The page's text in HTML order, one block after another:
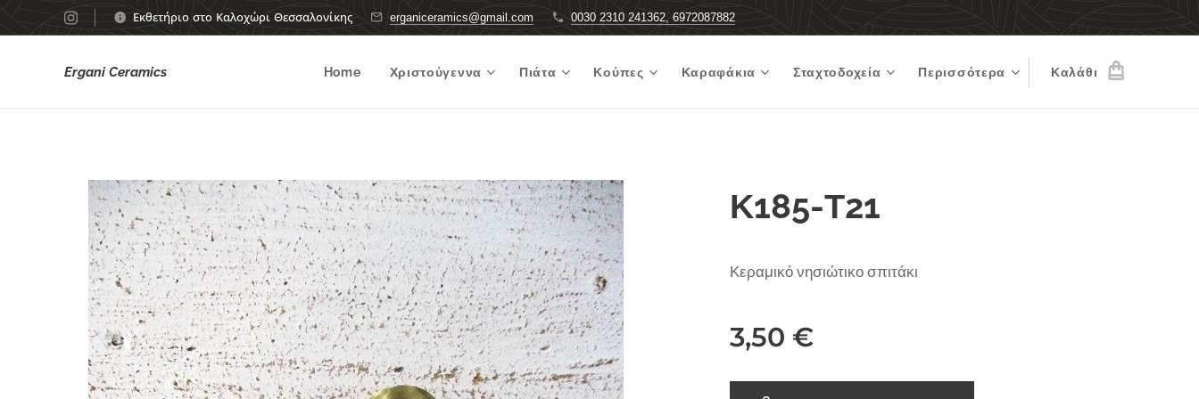
Εκθετήριο στο Καλοχώρι Θεσσαλονίκης erganiceramics@gmail.com 0030 2310 241362, 6972087882
Ergani Ceramics Home Χριστούγεννα Πιάτα Κούπες Καραφάκια Σταχτοδοχεία Περισσότερα Καλάθι
Κ185-Τ21
Κεραμικό νησιώτικο σπιτάκι
3,50 €